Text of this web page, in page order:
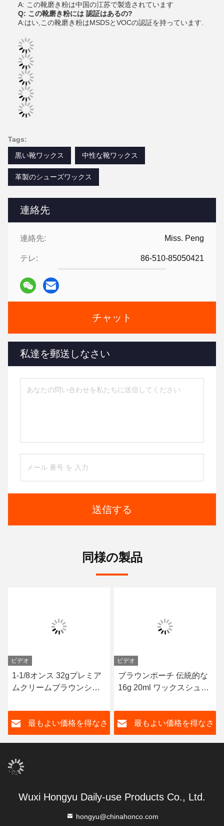
連絡先
連絡先: Miss. Peng
テレ: 86-510-85050421
チャット
私達を郵送しなさい
送信する
A: この靴磨き粉は中国の江苏で製造されています
Q: この靴磨き粉には 認証はあるの?
A:はい,この靴磨き粉はMSDSとVOCの認証を持っています.
Tags:
黒い靴ワックス
中性な靴ワックス
革製のシューズワックス
同様の製品
ビデオ
1-1/8オンス 32gプレミア
ムクリームブラウンシュ
インシューズ 男性のため
のケア ギフト 夫 中国工場
ODM
最もよい価格を得なさ
ビデオ
ブラウンポーチ 伝統的な
16g 20ml ワックスシュー
形シューズポーチ サプラ
イヤー プライベート ロゴ
カスタマイズ
最もよい価格を得なさ
Wuxi Hongyu Daily-use Products Co., Ltd.
hongyu@chinahonco.com